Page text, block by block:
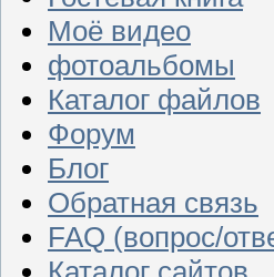
Моё видео
фотоальбомы
Каталог файлов
Форум
Блог
Обратная связь
FAQ (вопрос/